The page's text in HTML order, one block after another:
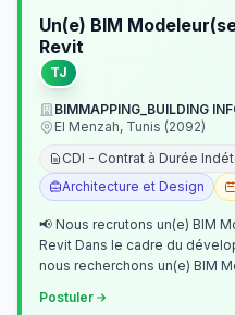
Un(e) BIM
Revit
TJ
BIMMAPPING_BUILDING
El Menzah, Tunis (2092)
CDI - Contrat à Durée
Architecture et Design
📢 Nous recrutons un(e) BIM
Revit Dans le cadre du développement de nos activités BIM,
nous recherchons un(e) BIM
Postuler